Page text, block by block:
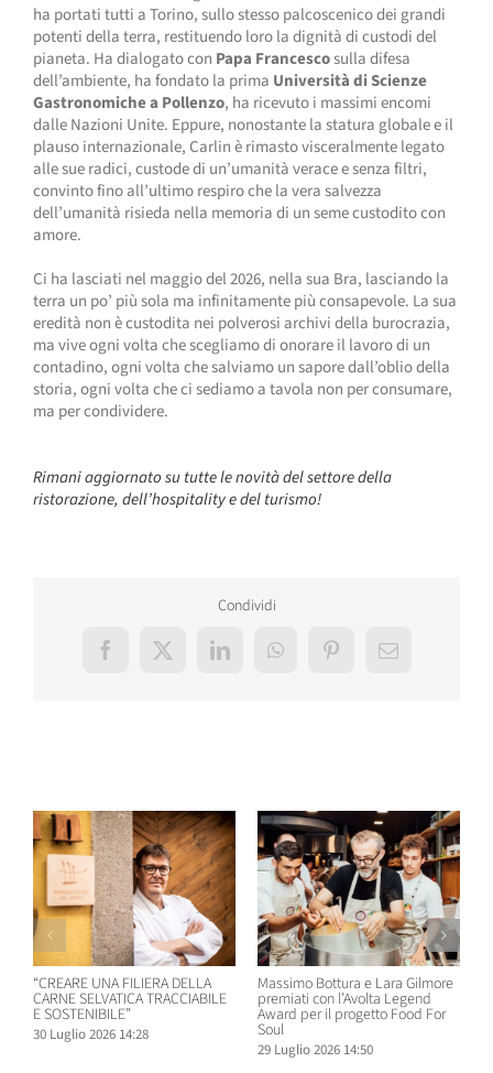
ha portati tutti a Torino, sullo stesso palcoscenico dei grandi
potenti della terra, restituendo loro la dignità di custodi del
pianeta. Ha dialogato con Papa Francescosulla difesa
dell’ambiente, ha fondato la prima Università di Scienze
Gastronomiche a Pollenzo, ha ricevuto i massimi encomi
dalle Nazioni Unite. Eppure, nonostante la statura globale e il
plauso internazionale, Carlin è rimasto visceralmente legato
alle sue radici, custode di un’umanità verace e senza filtri,
convinto fino all’ultimo respiro che la vera salvezza
dell’umanità risieda nella memoria di un seme custodito con
amore.
Ci ha lasciati nel maggio del 2026, nella sua Bra, lasciando la
terra un po’ più sola ma infinitamente più consapevole. La sua
eredità non è custodita nei polverosi archivi della burocrazia,
ma vive ogni volta che scegliamo di onorare il lavoro di un
contadino, ogni volta che salviamo un sapore dall’oblio della
storia, ogni volta che ci sediamo a tavola non per consumare,
ma per condividere.
Rimani aggiornato su tutte le novità del settore della
ristorazione, dell’hospitality e del turismo!
Condividi
Facebook
X LinkedInWhatsAppPinterestEmail
“CREARE UNA FILIERA DELLA
CARNE SELVATICA TRACCIABILE
E SOSTENIBILE”
30 Luglio 2026 14:28
Massimo Bottura e Lara Gilmore
premiati con l’Avolta Legend
Award per il progetto Food For
Soul
29 Luglio 2026 14:50